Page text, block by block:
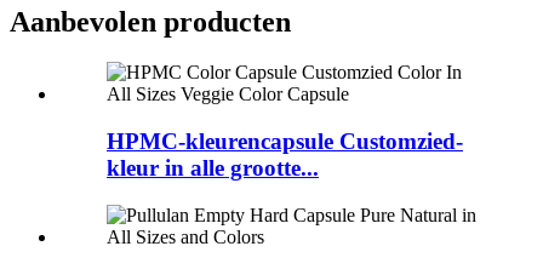
Aanbevolen producten
HPMC-kleurencapsule Customzied-
kleur in alle grootte...